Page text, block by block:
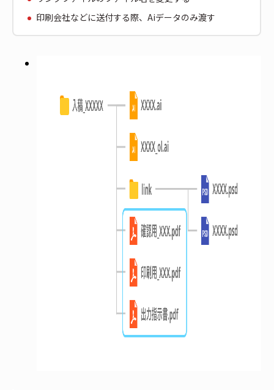
印刷会社などに送付する際、Aiデータのみ渡す